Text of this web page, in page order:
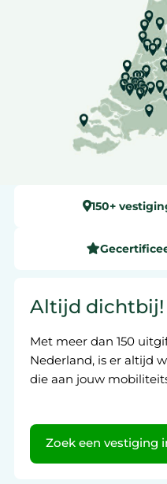
150+
Altijd dichtbij!
Met meer dan 150
Nederland, is er altijd
die aan jouw
Zoek een vestiging